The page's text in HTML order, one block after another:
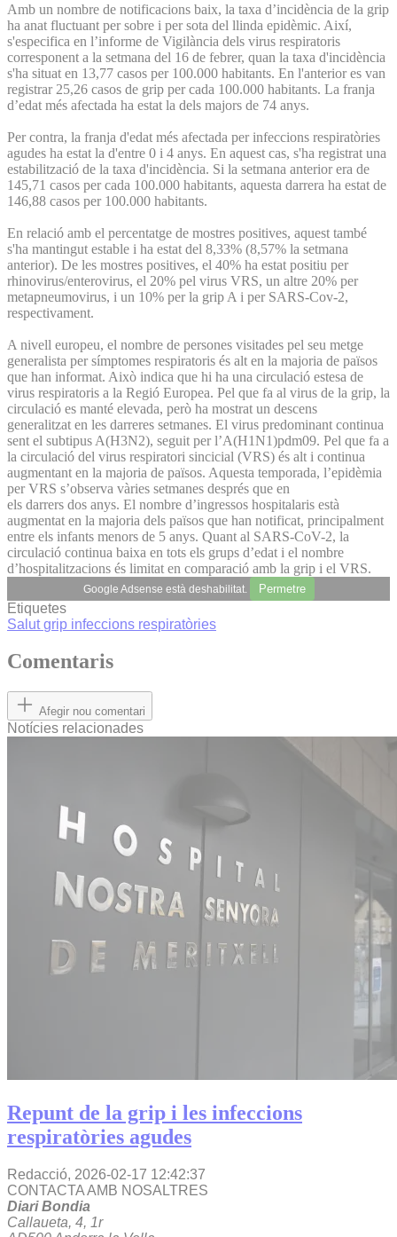
Amb un nombre de notificacions baix, la taxa d’incidència de la grip
ha anat fluctuant per sobre i per sota del llinda epidèmic. Així,
s'especifica en l’informe de Vigilància dels virus respiratoris
corresponent a la setmana del 16 de febrer, quan la taxa d'incidència
s'ha situat en 13,77 casos per 100.000 habitants. En l'anterior es van
registrar 25,26 casos de grip per cada 100.000 habitants. La franja
d’edat més afectada ha estat la dels majors de 74 anys.
Per contra, la franja d'edat més afectada per infeccions respiratòries
agudes ha estat la d'entre 0 i 4 anys. En aquest cas, s'ha registrat una
estabilització de la taxa d'incidència. Si la setmana anterior era de
145,71 casos per cada 100.000 habitants, aquesta darrera ha estat de
146,88 casos per 100.000 habitants.
En relació amb el percentatge de mostres positives, aquest també
s'ha mantingut estable i ha estat del 8,33% (8,57% la setmana
anterior). De les mostres positives, el 40% ha estat positiu per
rhinovirus/enterovirus, el 20% pel virus VRS, un altre 20% per
metapneumovirus, i un 10% per la grip A i per SARS-Cov-2,
respectivament.
A nivell europeu, el nombre de persones visitades pel seu metge
generalista per símptomes respiratoris és alt en la majoria de països
que han informat. Això indica que hi ha una circulació estesa de
virus respiratoris a la Regió Europea. Pel que fa al virus de la grip, la
circulació es manté elevada, però ha mostrat un descens
generalitzat en les darreres setmanes. El virus predominant continua
sent el subtipus A(H3N2), seguit per l’A(H1N1)pdm09. Pel que fa a
la circulació del virus respiratori sincicial (VRS) és alt i continua
augmentant en la majoria de països. Aquesta temporada, l’epidèmia
per VRS s’observa vàries setmanes després que en
els darrers dos anys. El nombre d’ingressos hospitalaris està
augmentat en la majoria dels països que han notificat, principalment
entre els infants menors de 5 anys. Quant al SARS-CoV-2, la
circulació continua baixa en tots els grups d’edat i el nombre
d’hospitalitzacions és limitat en comparació amb la grip i el VRS.
Google Adsense està deshabilitat. Permetre
Etiquetes
Salutgrip infeccions respiratòries
Comentaris
Afegir nou comentari
Notícies relacionades
Repunt de la grip i les infeccions
respiratòries agudes
Redacció, 2026-02-17 12:42:37
CONTACTA AMB NOSALTRES
Diari Bondia
Callaueta, 4, 1r